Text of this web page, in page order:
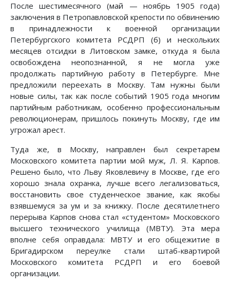
После шестимесячного (май — ноябрь 1905 года)
заключения в Петропавловской крепости по обвинению
в принадлежности к военной организации
Петербургского комитета РСДРП (б) и нескольких
месяцев отсидки в Литовском замке, откуда я была
освобождена неопознанной, я не могла уже
продолжать партийную работу в Петербурге. Мне
предложили переехать в Москву. Там нужны были
новые силы, так как после событий 1905 года многим
партийным работникам, особенно профессиональным
революционерам, пришлось покинуть Москву, где им
угрожал арест.
Туда же, в Москву, направлен был секретарем
Московского комитета партии мой муж, Л. Я. Карпов.
Решено было, что Льву Яковлевичу в Москве, где его
хорошо знала охранка, лучше всего легализоваться,
восстановить свое студенческое звание, как якобы
взявшемуся за ум и за книжку. После десятилетнего
перерыва Карпов снова стал «студентом» Московского
высшего технического училища (МВТУ). Эта мера
вполне себя оправдала: МВТУ и его общежитие в
Бригадирском переулке стали штаб-квартирой
Московского комитета РСДРП и его боевой
организации.